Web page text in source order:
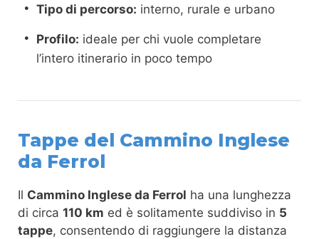
Tipo di percorso: interno, rurale e urbano
Profilo: ideale per chi vuole completare
l’intero itinerario in poco tempo
Tappe del Cammino Inglese
da Ferrol
Il Cammino Inglese da Ferrol ha una lunghezza
di circa 110 km ed è solitamente suddiviso in 5
tappe, consentendo di raggiungere la distanza